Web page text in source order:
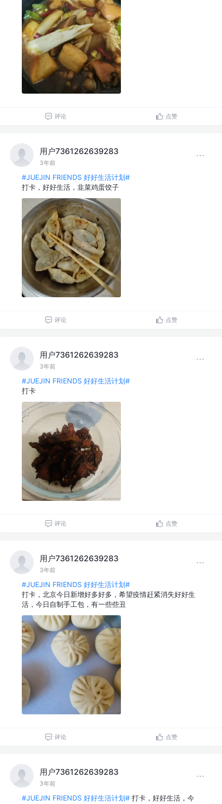
评论 点赞
用户7361262639283
3年前
#JUEJIN FRIENDS 好好生活计划#
打卡，好好生活，韭菜鸡蛋饺子
评论 点赞
用户7361262639283
3年前
#JUEJIN FRIENDS 好好生活计划#
打卡
评论 点赞
用户7361262639283
3年前
#JUEJIN FRIENDS 好好生活计划#
打卡，北京今日新增好多好多，希望疫情赶紧消失好好生
活，今日自制手工包，有一些些丑
评论 点赞
用户7361262639283
3年前
#JUEJIN FRIENDS 好好生活计划# 打卡，好好生活，今